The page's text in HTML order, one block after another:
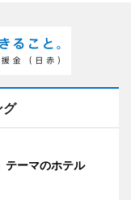
グ
テーマのホテル